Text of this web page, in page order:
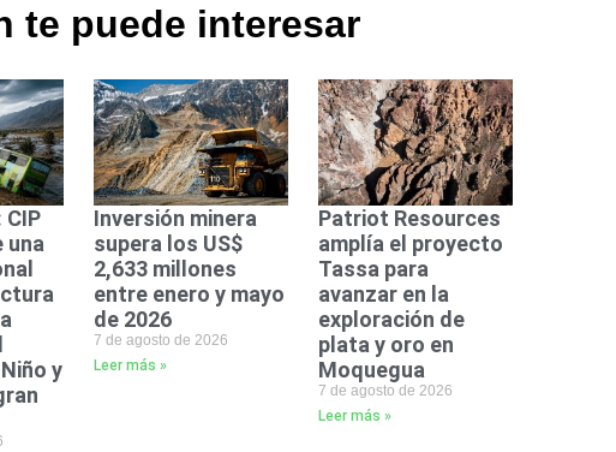
te puede interesar
CIP
una
y
Inversión minera
supera los US$
2,633 millones
entre enero y mayo
de 2026
7 de agosto de 2026
Leer más »
Patriot Resources
amplía el proyecto
Tassa para
avanzar en la
exploración de
plata y oro en
Moquegua
7 de agosto de 2026
Leer más »